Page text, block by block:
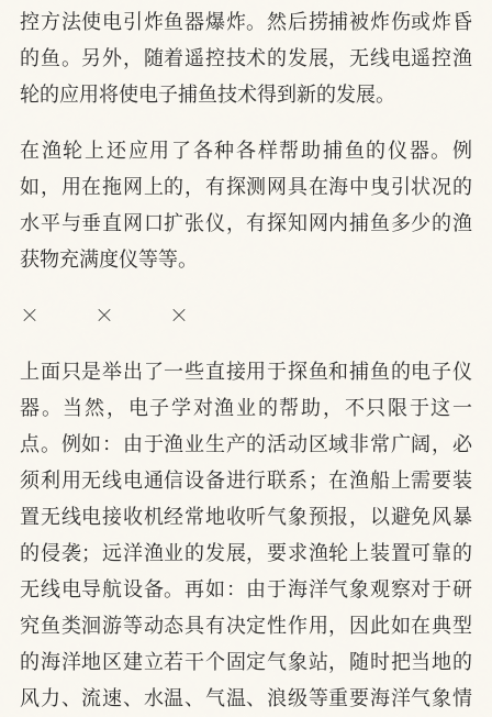
控方法使电引炸鱼器爆炸。然后捞捕被炸伤或炸昏
的鱼。另外，随着遥控技术的发展，无线电遥控渔
轮的应用将使电子捕鱼技术得到新的发展。
在渔轮上还应用了各种各样帮助捕鱼的仪器。例
如，用在拖网上的，有探测网具在海中曳引状况的
水平与垂直网口扩张仪，有探知网内捕鱼多少的渔
获物充满度仪等等。
×          ×          ×
上面只是举出了一些直接用于探鱼和捕鱼的电子仪
器。当然，电子学对渔业的帮助，不只限于这一
点。例如：由于渔业生产的活动区域非常广阔，必
须利用无线电通信设备进行联系；在渔船上需要装
置无线电接收机经常地收听气象预报，以避免风暴
的侵袭；远洋渔业的发展，要求渔轮上装置可靠的
无线电导航设备。再如：由于海洋气象观察对于研
究鱼类洄游等动态具有决定性作用，因此如在典型
的海洋地区建立若干个固定气象站，随时把当地的
风力、流速、水温、气温、浪级等重要海洋气象情